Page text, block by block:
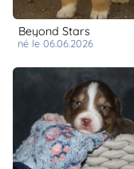
Beyond Stars
né le 06.06.2026